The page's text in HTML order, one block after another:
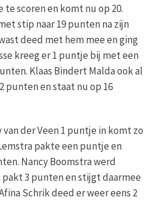
scoren en komt nu op 20.
stip naar 19 punten na zijn
deed met hem mee en ging
kreeg er 1 puntje bij met een
Klaas Bindert Malda ook al
punten en staat nu op 16
der Veen 1 puntje in komt zo
pakte een puntje en
Nancy Boomstra werd
pakt 3 punten en stijgt daarmee
Schrik deed er weer eens 2